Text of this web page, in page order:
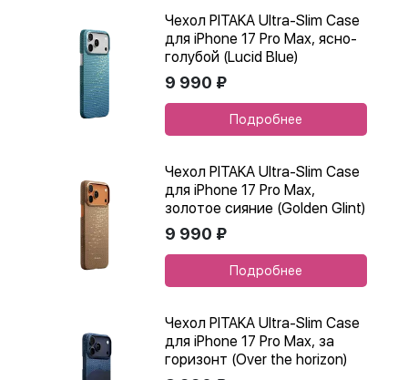
Чехол PITAKA Ultra-Slim Case
для iPhone 17 Pro Max, ясно-
голубой (Lucid Blue)
9 990 ₽
Подробнее
Чехол PITAKA Ultra-Slim Case
для iPhone 17 Pro Max,
золотое сияние (Golden Glint)
9 990 ₽
Подробнее
Чехол PITAKA Ultra-Slim Case
для iPhone 17 Pro Max, за
горизонт (Over the horizon)